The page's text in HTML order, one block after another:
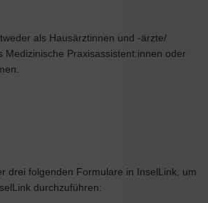
als Hausärztinnen und -ärzte/
Medizinische Praxisassistent:innen oder
drei folgenden Formulare in InselLink, um
durchzuführen: